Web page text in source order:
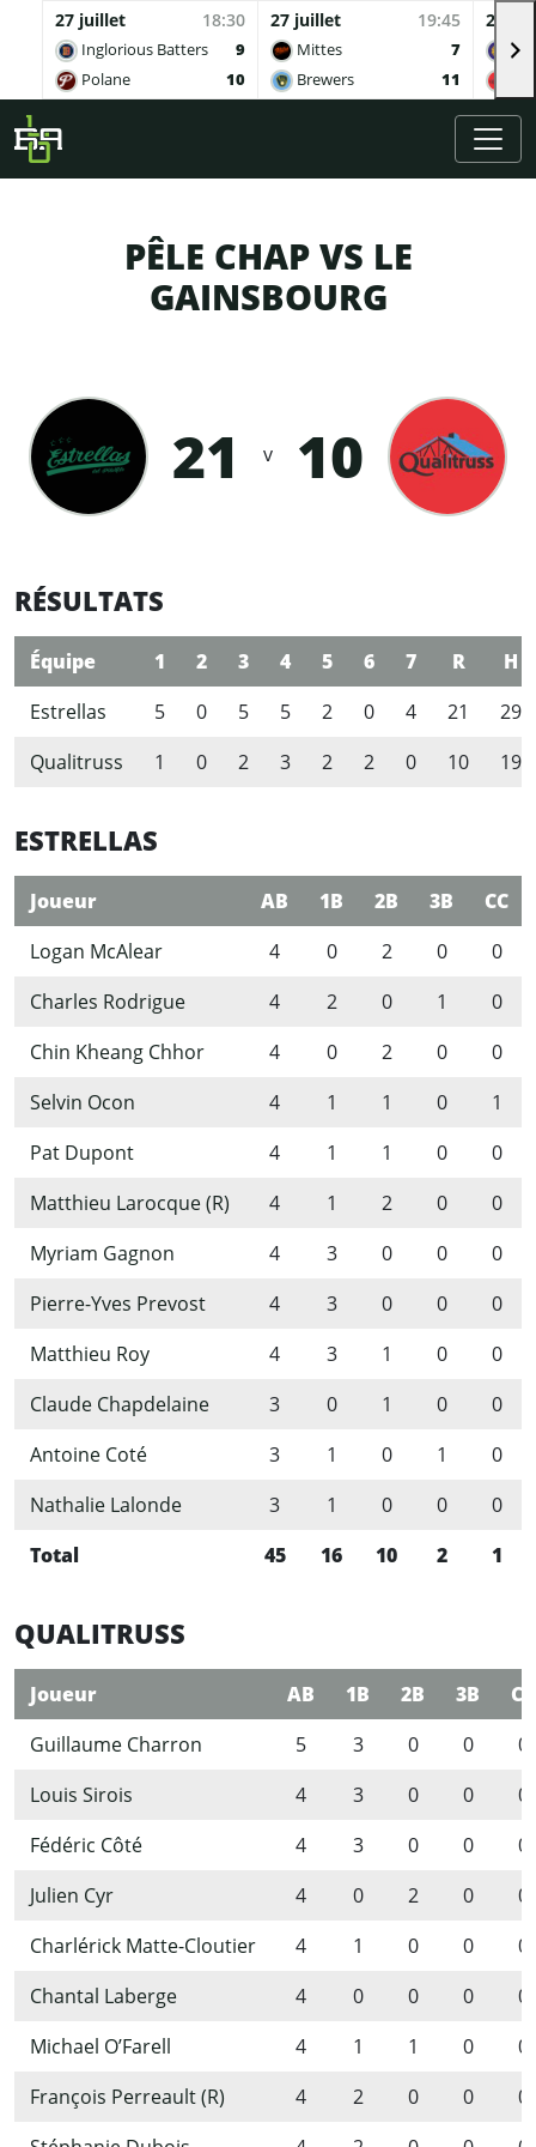
27 juillet 18:30
Inglorious Batters
9
Polane
10
27 juillet 19:45
Mittes
7
Brewers
11
27
Skip to main content
PÊLE CHAP VS LE
GAINSBOURG
21 v 10
RÉSULTATS
Équipe 1 2 3 4 5 6 7 R
H
Estrellas
5 0 5 5 2 0 4 21
29
Qualitruss
1 0 2 3 2 2 0 10 19
ESTRELLAS
Joueur AB 1B 2B 3B
CC
Logan McAlear
4 0 2 0
0
Charles Rodrigue
4 2 0 1
0
Chin Kheang Chhor
4 0 2 0
0
Selvin Ocon
4 1 1 0
1
Pat Dupont
4 1 1 0
0
Matthieu Larocque (R)
4 1 2 0
0
Myriam Gagnon
4 3 0 0
0
Pierre-Yves Prevost
4 3 0 0
0
Matthieu Roy
4 3 1 0
0
Claude Chapdelaine
3 0 1 0
0
Antoine Coté
3 1 0 1
0
Nathalie Lalonde
3 1 0 0
0
Total
45 16 10 2 1
QUALITRUSS
Joueur AB 1B 2B 3B
CC
Guillaume Charron
5 3 0 0
0
Louis Sirois
4 3 0 0
0
Fédéric Côté
4 3 0 0
0
Julien Cyr
4 0 2 0
0
Charlérick Matte-Cloutier
4 1 0 0
0
Chantal Laberge
4 0 0 0
0
Michael O’Farell
4 1 1 0
0
François Perreault (R)
4 2 0 0
0